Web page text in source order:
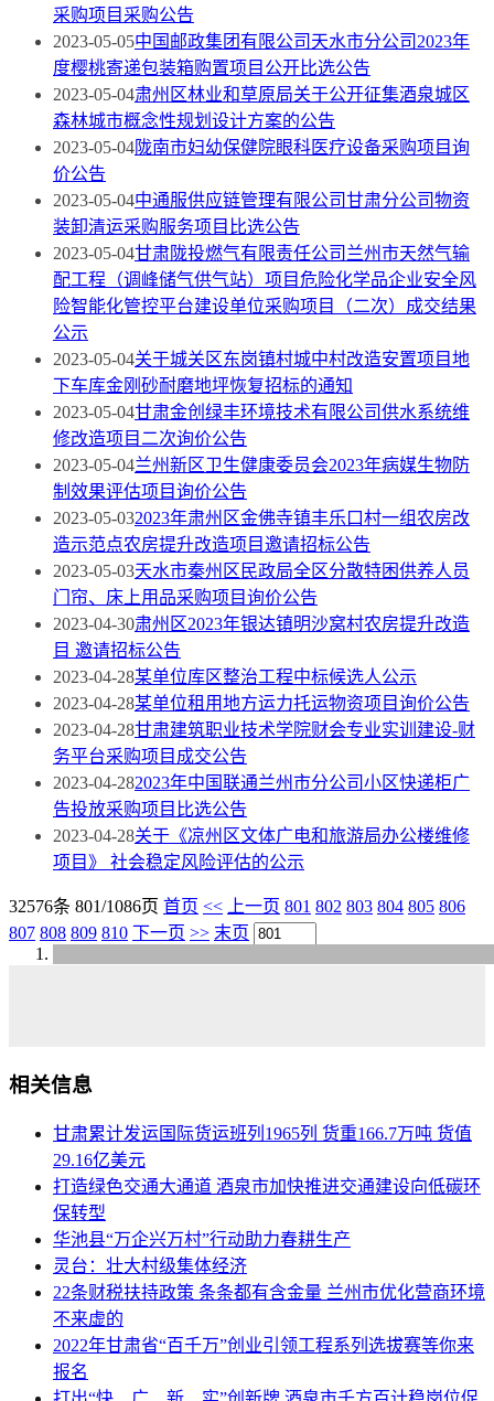
采购项目采购公告
2023-05-05中国邮政集团有限公司天水市分公司2023年
度樱桃寄递包装箱购置项目公开比选公告
2023-05-04肃州区林业和草原局关于公开征集酒泉城区
森林城市概念性规划设计方案的公告
2023-05-04陇南市妇幼保健院眼科医疗设备采购项目询
价公告
2023-05-04中通服供应链管理有限公司甘肃分公司物资
装卸清运采购服务项目比选公告
2023-05-04甘肃陇投燃气有限责任公司兰州市天然气输
配工程（调峰储气供气站）项目危险化学品企业安全风
险智能化管控平台建设单位采购项目（二次）成交结果
公示
2023-05-04关于城关区东岗镇村城中村改造安置项目地
下车库金刚砂耐磨地坪恢复招标的通知
2023-05-04甘肃金创绿丰环境技术有限公司供水系统维
修改造项目二次询价公告
2023-05-04兰州新区卫生健康委员会2023年病媒生物防
制效果评估项目询价公告
2023-05-032023年肃州区金佛寺镇丰乐口村一组农房改
造示范点农房提升改造项目邀请招标公告
2023-05-03天水市秦州区民政局全区分散特困供养人员
门帘、床上用品采购项目询价公告
2023-04-30肃州区2023年银达镇明沙窝村农房提升改造
目 邀请招标公告
2023-04-28某单位库区整治工程中标候选人公示
2023-04-28某单位租用地方运力托运物资项目询价公告
2023-04-28甘肃建筑职业技术学院财会专业实训建设-财
务平台采购项目成交公告
2023-04-282023年中国联通兰州市分公司小区快递柜广
告投放采购项目比选公告
2023-04-28关于《凉州区文体广电和旅游局办公楼维修
项目》 社会稳定风险评估的公示
32576条 801/1086页 首页 << 上一页 801 802 803 804 805 806
807 808 809 810 下一页 >> 末页
相关信息
甘肃累计发运国际货运班列1965列 货重166.7万吨 货值
29.16亿美元
打造绿色交通大通道 酒泉市加快推进交通建设向低碳环
保转型
华池县“万企兴万村”行动助力春耕生产
灵台：壮大村级集体经济
22条财税扶持政策 条条都有含金量 兰州市优化营商环境
不来虚的
2022年甘肃省“百千万”创业引领工程系列选拔赛等你来
报名